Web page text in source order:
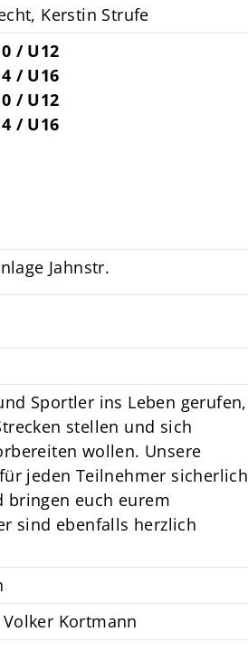
Kerstin Strufe
/ U12
/ U16
/ U12
/ U16
Jahnstr.
Sportler ins Leben gerufen,
stellen und sich
wollen. Unsere
jeden Teilnehmer sicherlich
bringen euch eurem
sind ebenfalls herzlich
Kortmann